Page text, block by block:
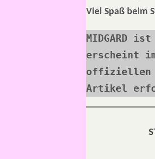
Viel Spaß beim
MIDGARD
erscheint
offiziellen
Artikel